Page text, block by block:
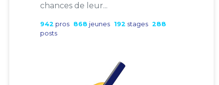
chances de leur...
942 pros 868 jeunes 192 stages 288
posts